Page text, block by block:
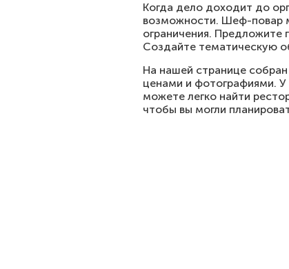
Когда дело доходит до
возможности. Шеф-повар
ограничения.
Создайте тематическую
На нашей странице
ценами и фотографиями. У
можете легко найти
чтобы вы могли